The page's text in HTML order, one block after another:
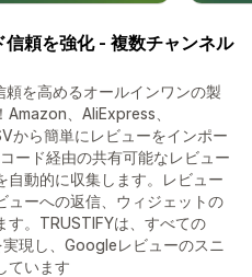
信頼を強化 - 複数チャンネル
を高めるオールインワンの製
、AliExpress、
ら簡単にレビューをインポー
ード経由の共有可能なレビュー
自動的に収集します。レビュー
ューへの返信、ウィジェットの
す。TRUSTIFYは、すべての
現し、Googleレビューのスニ
ています